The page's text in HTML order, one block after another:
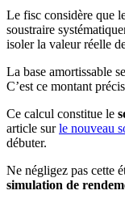
Le fisc considère que
soustraire
isoler la valeur réelle
La base amortissable
C’est ce montant
Ce calcul constitue le
article surle nouveau
débuter.
Ne négligez pas cette
simulation de